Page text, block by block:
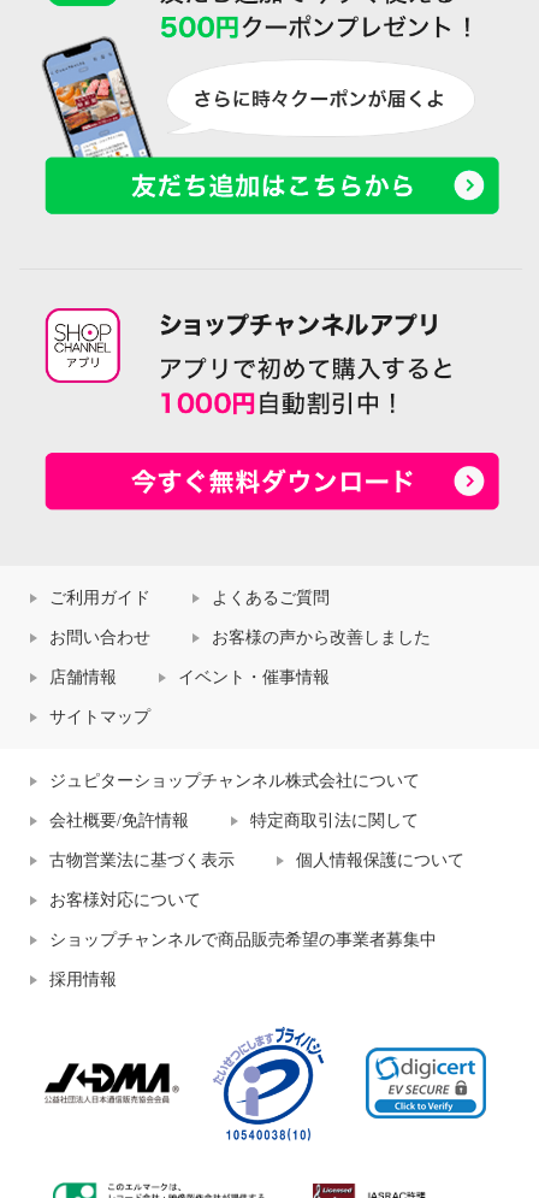
ご利用ガイド よくあるご質問
お問い合わせ お客様の声から改善しました
店舗情報 イベント・催事情報
サイトマップ
ジュピターショップチャンネル株式会社について
会社概要/免許情報 特定商取引法に関して
古物営業法に基づく表示 個人情報保護について
お客様対応について
ショップチャンネルで商品販売希望の事業者募集中
採用情報